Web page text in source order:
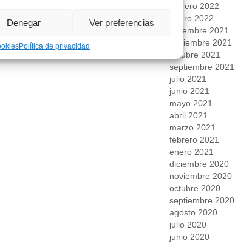
Denegar Ver preferencias
Política de privacidad
febrero 2022
enero 2022
diciembre 2021
noviembre 2021
octubre 2021
septiembre 2021
julio 2021
junio 2021
mayo 2021
abril 2021
marzo 2021
febrero 2021
enero 2021
diciembre 2020
noviembre 2020
octubre 2020
septiembre 2020
agosto 2020
julio 2020
junio 2020